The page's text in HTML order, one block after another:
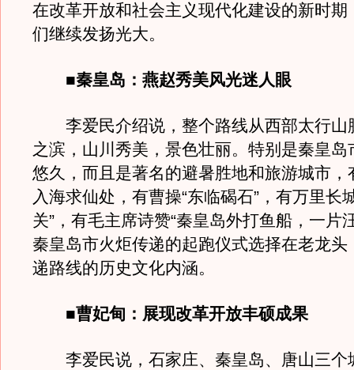
在改革开放和社会主义现代化建设的新时期
们继续发扬光大。
■秦皇岛：燕赵秀美风光迷人眼
李爱民介绍说，整个路线从西部太行山
之滨，山川秀美，景色壮丽。特别是秦皇岛
悠久，而且是著名的避暑胜地和旅游城市，
入海求仙处，有曹操“东临碣石”，有万里长
关”，有毛主席诗赞“秦皇岛外打鱼船，一片
秦皇岛市火炬传递的起跑仪式选择在老龙头
递路线的历史文化内涵。
■曹妃甸：展现改革开放丰硕成果
李爱民说，石家庄、秦皇岛、唐山三个